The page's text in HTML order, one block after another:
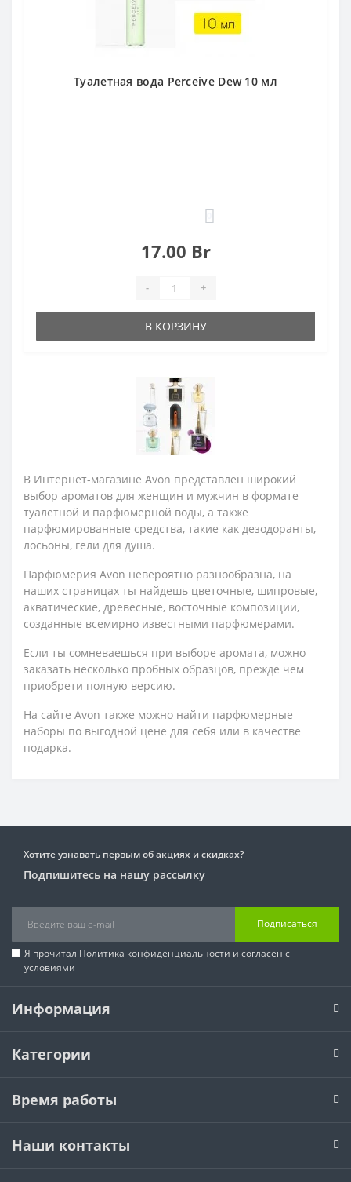
Туалетная вода Perceive Dew 10 мл
17.00 Br
- +
В КОРЗИНУ
В Интернет-магазине Avon представлен широкий
выбор ароматов для женщин и мужчин в формате
туалетной и парфюмерной воды, а также
парфюмированные средства, такие как дезодоранты,
лосьоны, гели для душа.
Парфюмерия Avon невероятно разнообразна, на
наших страницах ты найдешь цветочные, шипровые,
акватические, древесные, восточные композиции,
созданные всемирно известными парфюмерами.
Если ты сомневаешься при выборе аромата, можно
заказать несколько пробных образцов, прежде чем
приобрети полную версию.
На сайте Avon также можно найти парфюмерные
наборы по выгодной цене для себя или в качестве
подарка.
Хотите узнавать первым об акциях и скидках?
Подпишитесь на нашу рассылку
Подписаться
Я прочитал Политика конфиденциальности и согласен с
условиями
Информация
Категории
Время работы
Наши контакты